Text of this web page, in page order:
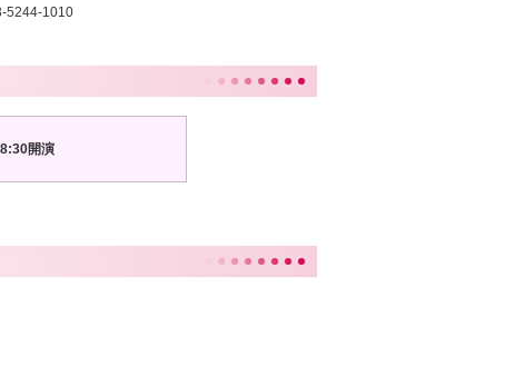
5244-1010
開演